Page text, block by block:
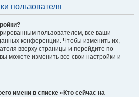
пользователя
пользователем, все ваши
конференции. Чтобы изменить их,
вверху страницы и перейдите по
можете изменить все свои настройки и
имени в списке «Кто сейчас на